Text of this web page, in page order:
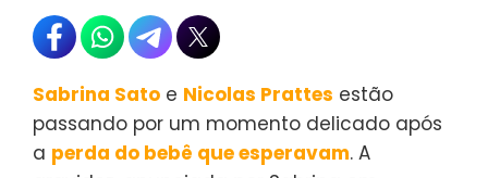
Sabrina Sato e Nicolas Prattes estão
passando por um momento delicado após
a perda do bebê que esperavam. A